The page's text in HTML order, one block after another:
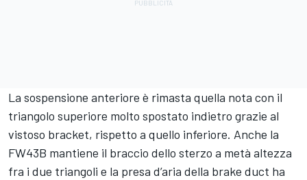
La sospensione anteriore è rimasta quella nota con il
triangolo superiore molto spostato indietro grazie al
vistoso bracket, rispetto a quello inferiore. Anche la
FW43B mantiene il braccio dello sterzo a metà altezza
fra i due triangoli e la presa d’aria della brake duct ha